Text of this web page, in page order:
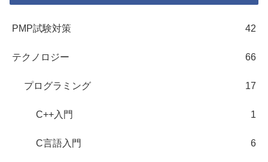
PMP試験対策 42
テクノロジー 66
プログラミング 17
C++入門 1
C言語入門 6